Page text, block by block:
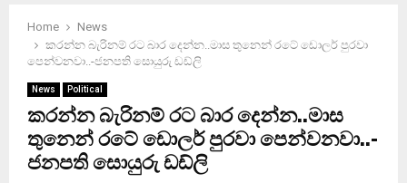
Home
News
කරන්න බැරිනම් රට බාර දෙන්න..මාස තුනෙන් රටේ ඩොලර් පුරවා
පෙන්වනවා..-ජනපති සොයුරු ඩඩ්ලි
News Political
කරන්න බැරිනම් රට බාර දෙන්න..මාස
තුනෙන් රටේ ඩොලර් පුරවා පෙන්වනවා..-
ජනපති සොයුරු ඩඩ්ලි